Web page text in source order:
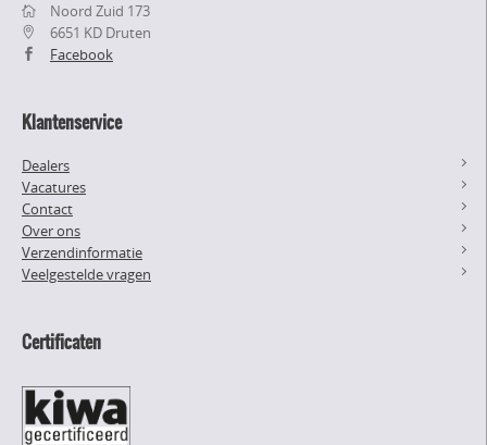
Noord Zuid 173
6651 KD Druten
Facebook
Klantenservice
Dealers
Vacatures
Contact
Over ons
Verzendinformatie
Veelgestelde vragen
Certificaten